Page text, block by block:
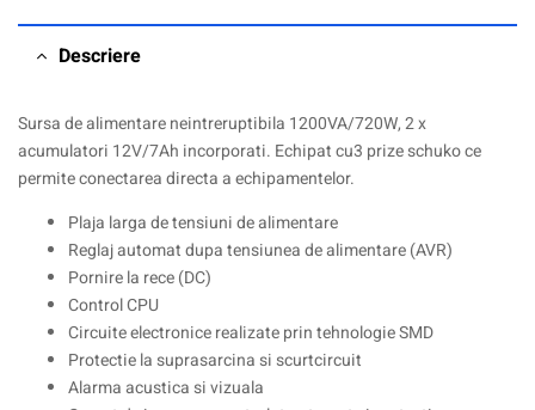
Descriere
Sursa de alimentare neintreruptibila 1200VA/720W, 2 x
acumulatori 12V/7Ah incorporati. Echipat cu3 prize schuko ce
permite conectarea directa a echipamentelor.
Plaja larga de tensiuni de alimentare
Reglaj automat dupa tensiunea de alimentare (AVR)
Pornire la rece (DC)
Control CPU
Circuite electronice realizate prin tehnologie SMD
Protectie la suprasarcina si scurtcircuit
Alarma acustica si vizuala